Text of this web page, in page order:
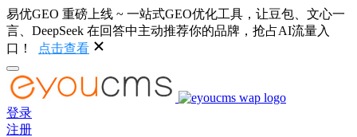
易优GEO 重磅上线 ~ 一站式GEO优化工具，让豆包、文心一
言、DeepSeek 在回答中主动推荐你的品牌，抢占AI流量入
口！
点击查看
登录
注册